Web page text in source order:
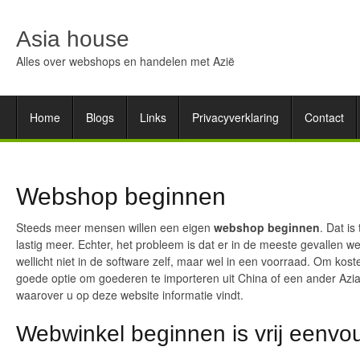
Asia house
Alles over webshops en handelen met Azië
Home Blogs Links Privacyverklaring Contact
Webshop beginnen
Steeds meer mensen willen een eigen webshop beginnen. Dat is
lastig meer. Echter, het probleem is dat er in de meeste gevallen
wellicht niet in de software zelf, maar wel in een voorraad. Om
goede optie om goederen te importeren uit China of een ander
waarover u op deze website informatie vindt.
Webwinkel beginnen is vrij